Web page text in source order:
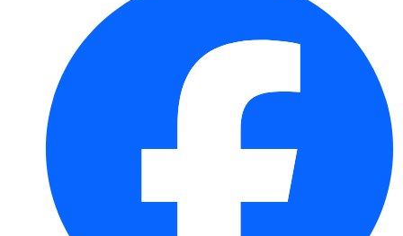
Mignondahlie Sun and Ice